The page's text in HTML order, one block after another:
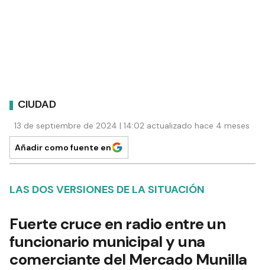
CIUDAD
13 de septiembre de 2024 | 14:02 actualizado hace 4 meses
Añadir como fuente en
LAS DOS VERSIONES DE LA SITUACIÓN
Fuerte cruce en radio entre un
funcionario municipal y una
comerciante del Mercado Munilla